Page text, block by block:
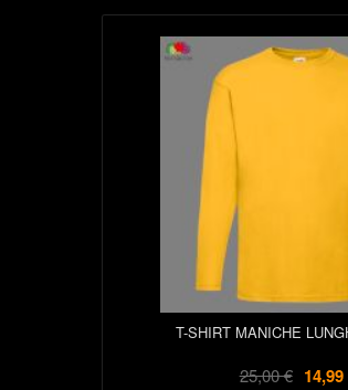
T-SHIRT MANICHE
25,00 € 14,99